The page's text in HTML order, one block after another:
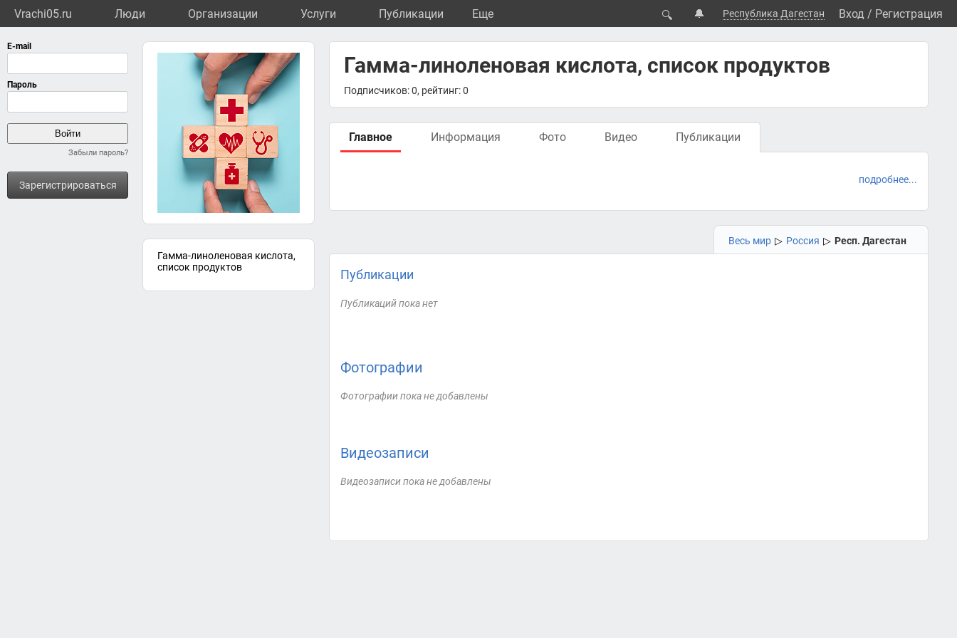
Vrachi05.ru Люди Организации Услуги Публикации Eще 🔍 🔔 Республика Дагестан Вход / Регистрация
Забыли пароль?
Зарегистрироваться
Гамма-линоленовая кислота,
список продуктов
Гамма-линоленовая кислота, список продуктов
Подписчиков: 0, рейтинг: 0
Главное Информация Фото Видео Публикации
подробнее...
Весь мир ▷ Россия ▷ Респ. Дагестан
Публикации
Публикаций пока нет
Фотографии
Фотографии пока не добавлены
Видеозаписи
Видеозаписи пока не добавлены